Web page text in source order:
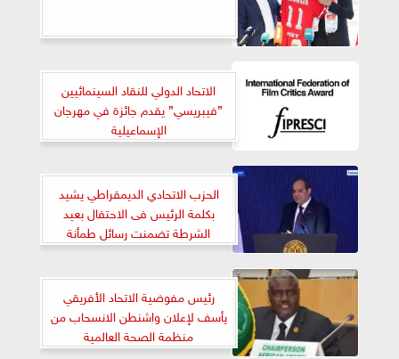
الاتحاد الدولي للنقاد السينمائيين
”فيبريسي” يقدم جائزة في مهرجان
الإسماعيلية
الحزب الاتحادي الديمقراطي يشيد
بكلمة الرئيس فى الاحتفال بعيد
الشرطة تضمنت رسائل طمأنة
للمصريين بأن الدولة تسير فى الطريق
رئيس مفوضية الاتحاد الأفريقي
يأسف لإعلان واشنطن الانسحاب من
منظمة الصحة العالمية